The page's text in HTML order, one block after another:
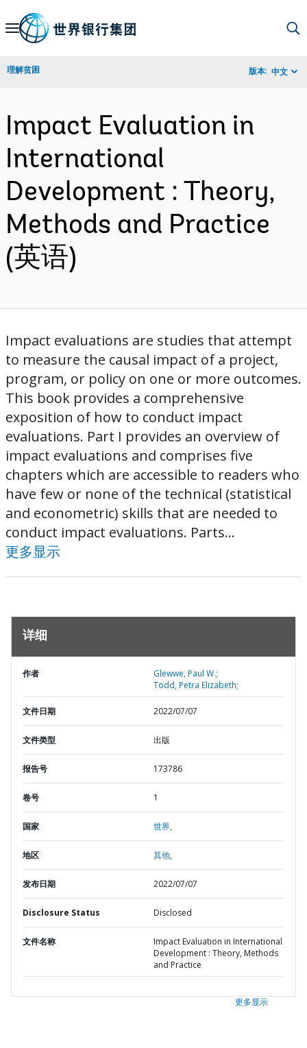
Skip
Navigation
理解贫困 版本: 中文
Impact Evaluation in
International
Development : Theory,
Methods and Practice
(英语)
Impact evaluations are studies that attempt
to measure the causal impact of a project,
program, or policy on one or more outcomes.
This book provides a comprehensive
exposition of how to conduct impact
evaluations. Part I provides an overview of
impact evaluations and comprises five
chapters which are accessible to readers who
have few or none of the technical (statistical
and econometric) skills that are needed to
conduct impact evaluations. Parts...
更多显示
详细
作者
Glewwe, Paul W.;
Todd, Petra Elizabeth;
文件日期 2022/07/07
文件类型 出版
报告号 173786
卷号 1
国家 世界,
地区 其他,
发布日期 2022/07/07
Disclosure Status Disclosed
文件名称
Impact Evaluation in International
Development : Theory, Methods
and Practice
更多显示